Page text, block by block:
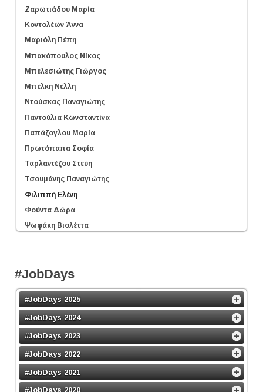
Ζαρωτιάδου Μαρία
Κοντολέων Άννα
Μαριόλη Πέπη
Μπακόπουλος Νίκος
Μπελεσιώτης Γιώργος
Μπέλκη Νέλλη
Ντούσκας Παναγιώτης
Παντούλια Κωνσταντίνα
Παπάζογλου Μαρία
Πρωτόπαπα Σοφία
Ταρλαντέζου Στεύη
Τσουμάνης Παναγιώτης
Φιλιππή Ελένη
Φούντα Δώρα
Ψωφάκη Βιολέττα
#JobDays
#JobDays 2025
#JobDays 2024
#JobDays 2023
#JobDays 2022
#JobDays 2021
#JobDays 2020